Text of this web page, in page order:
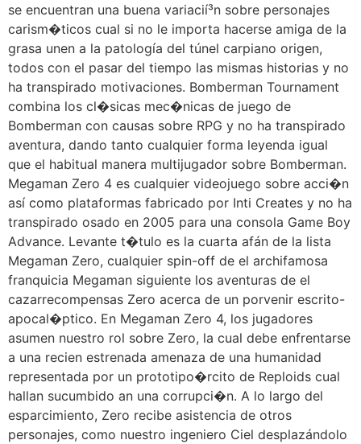
se encuentran una buena variacií³n sobre personajes
carism�ticos cual si no le importa hacerse amiga de la
grasa unen a la patologí­a del túnel carpiano origen,
todos con el pasar del tiempo las mismas historias y no
ha transpirado motivaciones. Bomberman Tournament
combina los cl�sicas mec�nicas de juego de
Bomberman con causas sobre RPG y no ha transpirado
aventura, dando tanto cualquier forma leyenda igual
que el habitual manera multijugador sobre Bomberman.
Megaman Zero 4 es cualquier videojuego sobre acci�n
así­ como plataformas fabricado por Inti Creates y no ha
transpirado osado en 2005 para una consola Game Boy
Advance. Levante t�tulo es la cuarta afán de la lista
Megaman Zero, cualquier spin-off de el archifamosa
franquicia Megaman siguiente los aventuras de el
cazarrecompensas Zero acerca de un porvenir escrito-
apocal�ptico. En Megaman Zero 4, los jugadores
asumen nuestro rol sobre Zero, la cual debe enfrentarse
a una recien estrenada amenaza de una humanidad
representada por un prototipo�rcito de Reploids cual
hallan sucumbido an una corrupci�n. A lo largo del
esparcimiento, Zero recibe asistencia de otros
personajes, como nuestro ingeniero Ciel desplazándolo